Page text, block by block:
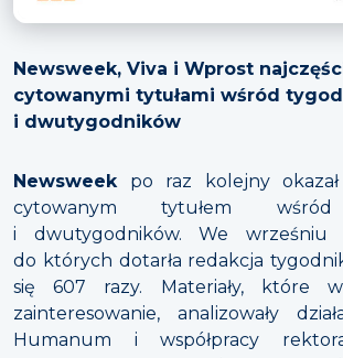
Newsweek, Viva i Wprost
cytowanymi tytułami wśród
i dwutygodników
Newsweek po raz kolejny okazał
cytowanym tytułem wśród
i dwutygodników. We wrześniu
do których dotarła redakcja
się 607 razy. Materiały, które
zainteresowanie, analizowały
Humanum i współpracy